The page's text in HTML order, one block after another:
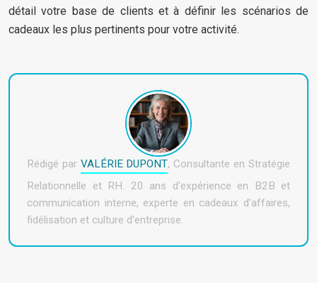
détail votre base de clients et à définir les scénarios de
cadeaux les plus pertinents pour votre activité.
Rédigé par VALÉRIE DUPONT, Consultante en Stratégie
Relationnelle et RH. 20 ans d'expérience en B2B et
communication interne, experte en cadeaux d'affaires,
fidélisation et culture d'entreprise.